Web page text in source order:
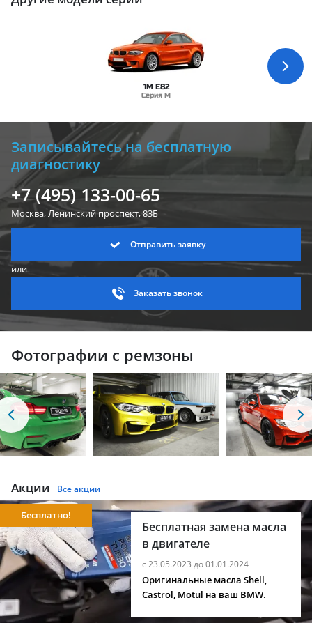
1M E82
Серия M
Записывайтесь на бесплатную
диагностику
+7 (495) 133-00-65
Москва, Ленинскийпроспект, 83Б
Отправить заявку
или
Заказать звонок
Фотографии с ремзоны
Акции Все акции
Бесплатная замена масла
в двигателе
с 23.05.2023 до 01.01.2024
Бесплатно!
Оригинальные масла Shell,
Castrol, Motul на ваш BMW.